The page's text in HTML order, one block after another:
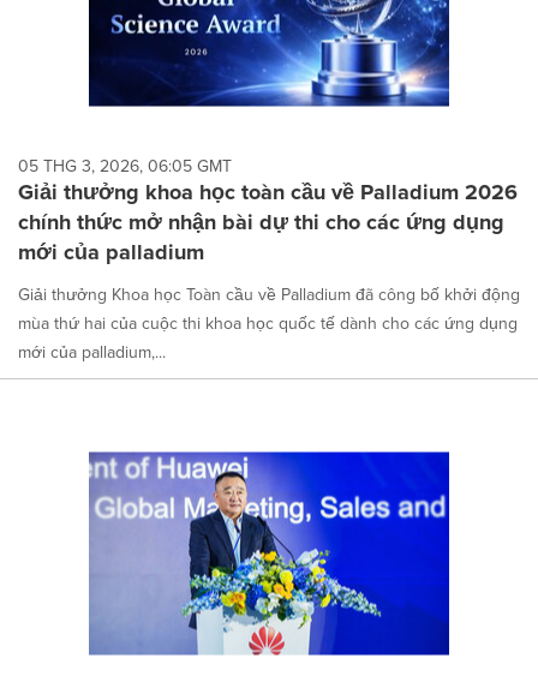
05 THG 3, 2026, 06:05 GMT
Giải thưởng khoa học toàn cầu về Palladium 2026
chính thức mở nhận bài dự thi cho các ứng dụng
mới của palladium
Giải thưởng Khoa học Toàn cầu về Palladium đã công bố khởi động
mùa thứ hai của cuộc thi khoa học quốc tế dành cho các ứng dụng
mới của palladium,...